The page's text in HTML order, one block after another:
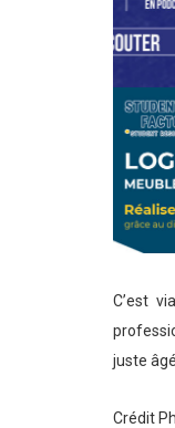
C’est
juste
Crédit